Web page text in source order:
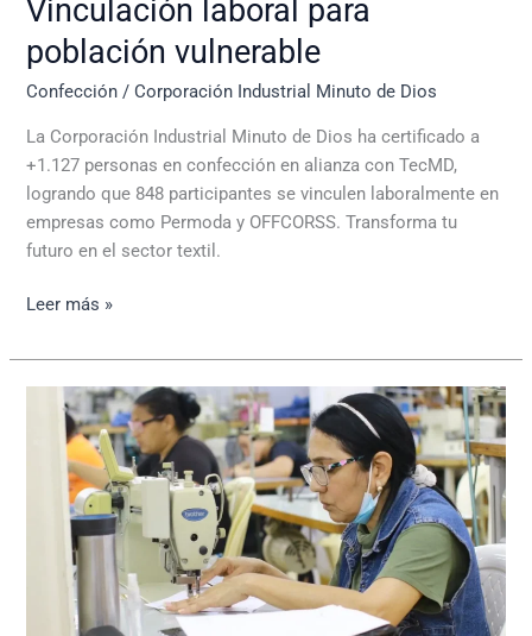
Vinculación laboral para
población vulnerable
Confección /Corporación Industrial Minuto de Dios
La Corporación Industrial Minuto de Dios ha certificado a
+1.127 personas en confección en alianza con TecMD,
logrando que 848 participantes se vinculen laboralmente en
empresas como Permoda y OFFCORSS. Transforma tu
futuro en el sector textil.
Leer más »
Capacitación
formación
vinculación
laboral